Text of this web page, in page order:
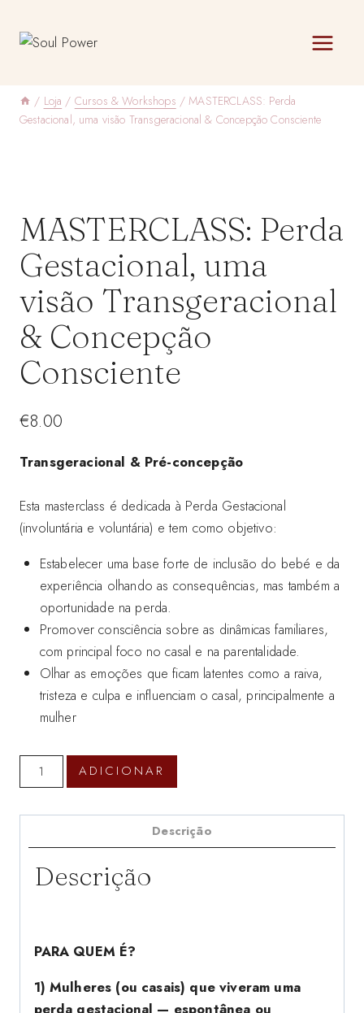
content
/ Loja / Cursos & Workshops / MASTERCLASS: Perda
Gestacional, uma visão Transgeracional & Concepção Consciente
MASTERCLASS: Perda
Gestacional, uma
visão Transgeracional
& Concepção
Consciente
€8.00
Transgeracional & Pré-concepção
Esta masterclass é dedicada à Perda Gestacional
(involuntária e voluntária) e tem como objetivo:
Estabelecer uma base forte de inclusão do bebé e da
experiência olhando as consequências, mas também a
oportunidade na perda.
Promover consciência sobre as dinâmicas familiares,
com principal foco no casal e na parentalidade.
Olhar as emoções que ficam latentes como a raiva,
tristeza e culpa e influenciam o casal, principalmente a
mulher
Quantidade
de
Gestacional,
uma
Concepção
Consciente
ADICIONAR
Descrição
Descrição
PARA QUEM É?
1) Mulheres (ou casais) que viveram uma
perda gestacional — espontânea ou